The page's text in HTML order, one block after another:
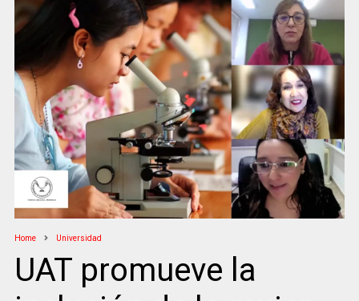
Home Universidad
UAT promueve la